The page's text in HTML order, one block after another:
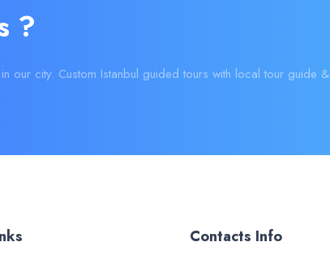
?
our city. Custom Istanbul guided tours with local tour guide &
Contacts Info